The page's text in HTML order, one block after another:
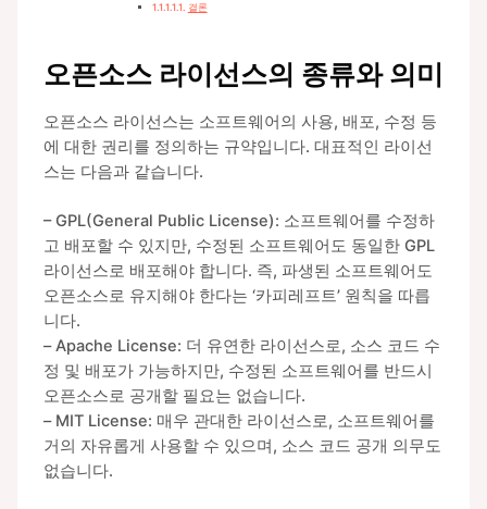
결론
오픈소스 라이선스의 종류와 의미
오픈소스 라이선스는 소프트웨어의 사용, 배포, 수정 등
에 대한 권리를 정의하는 규약입니다. 대표적인 라이선
스는 다음과 같습니다.
– GPL(General Public License): 소프트웨어를 수정하
고 배포할 수 있지만, 수정된 소프트웨어도 동일한 GPL
라이선스로 배포해야 합니다. 즉, 파생된 소프트웨어도
오픈소스로 유지해야 한다는 ‘카피레프트’ 원칙을 따릅
니다.
– Apache License: 더 유연한 라이선스로, 소스 코드 수
정 및 배포가 가능하지만, 수정된 소프트웨어를 반드시
오픈소스로 공개할 필요는 없습니다.
– MIT License: 매우 관대한 라이선스로, 소프트웨어를
거의 자유롭게 사용할 수 있으며, 소스 코드 공개 의무도
없습니다.